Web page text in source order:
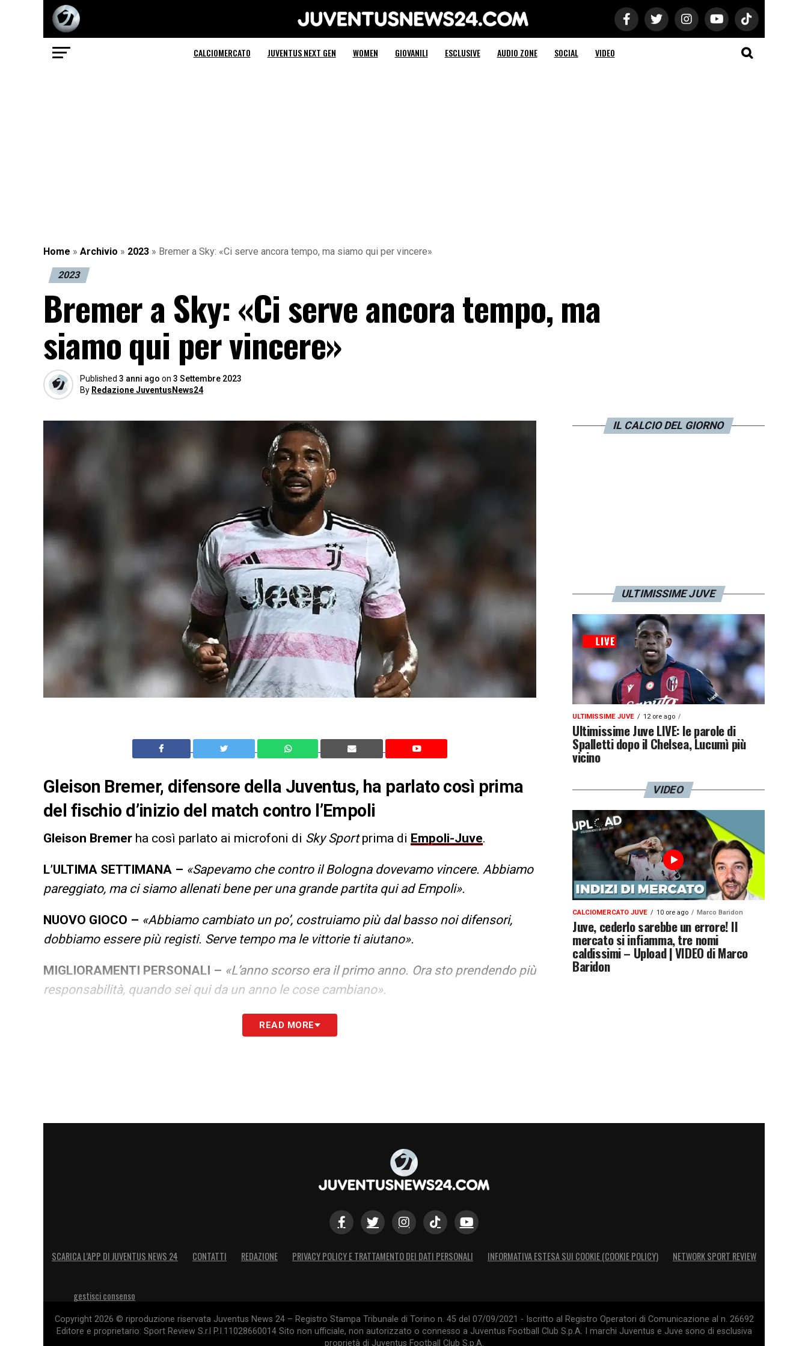
Juventus News 24
CALCIOMERCATO JUVENTUS NEXT GEN WOMEN GIOVANILI ESCLUSIVE AUDIO ZONE SOCIAL VIDEO
Home » Archivio » 2023 » Bremer a Sky: «Ci serve ancora tempo, ma siamo qui per vincere»
2023
Bremer a Sky: «Ci serve ancora tempo, ma
siamo qui per vincere»
Published 3 anni ago on 3 Settembre 2023
By Redazione JuventusNews24
Gleison Bremer, difensore della Juventus, ha parlato così prima
del fischio d’inizio del match contro l’Empoli
Gleison Bremer ha così parlato ai microfoni di Sky Sportprima di Empoli-Juve.
L’ULTIMA SETTIMANA – «Sapevamo che contro il Bologna dovevamo vincere. Abbiamo
pareggiato, ma ci siamo allenati bene per una grande partita qui ad Empoli».
NUOVO GIOCO – «Abbiamo cambiato un po’, costruiamo più dal basso noi difensori,
dobbiamo essere più registi. Serve tempo ma le vittorie ti aiutano».
MIGLIORAMENTI PERSONALI – «L’anno scorso era il primo anno. Ora sto prendendo più
responsabilità, quando sei qui da un anno le cose cambiano».
LA PLAYLIST DELLE NOSTRE TOP NEWSREAD MORE
IL CALCIO DEL GIORNO
ULTIMISSIME JUVE
ULTIMISSIME JUVE 12 ore ago
Ultimissime Juve LIVE: le parole di
Spalletti dopo il Chelsea, Lucumì più
vicino
VIDEO
CALCIOMERCATO JUVE 10 ore ago Marco Baridon
Juve, cederlo sarebbe un errore! Il
mercato si infiamma, tre nomi
caldissimi – Upload | VIDEO di Marco
Baridon
SCARICA L’APP DI JUVENTUS NEWS 24 CONTATTI REDAZIONE PRIVACY POLICY E TRATTAMENTO DEI DATI PERSONALI INFORMATIVA ESTESA SUI COOKIE (COOKIE POLICY) NETWORK SPORT REVIEW
gestisci consenso
Copyright 2026 © riproduzione riservata Juventus News 24 – Registro Stampa Tribunale di Torino n. 45 del 07/09/2021 - Iscritto al Registro Operatori di Comunicazione al n. 26692
Editore e proprietario: Sport Review S.r.l P.I.11028660014 Sito non ufficiale, non autorizzato o connesso a Juventus Football Club S.p.A. I marchi Juventus e Juve sono di esclusiva
proprietà di Juventus Football Club S.p.A.